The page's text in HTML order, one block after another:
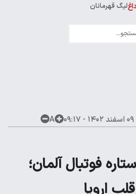
لیگ قهرمانان
۰۹ اسفند ۱۴۰۲ - ۰۹:۱۷ A
فوتبال آلمان؛
اروپا